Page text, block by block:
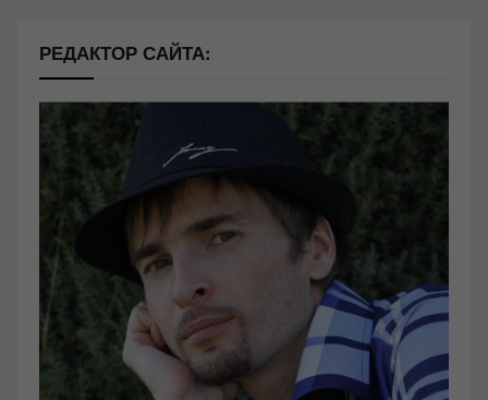
РЕДАКТОР САЙТА: